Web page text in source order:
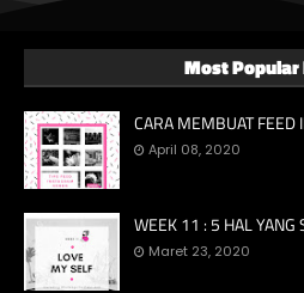
Most
CARA MEMBUAT FEED
April 08, 2020
WEEK 11 : 5 HAL YANG
Maret 23, 2020